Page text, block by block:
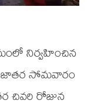
నిర్వహించిన
జాతర సోమవారం
చివరి రోజున